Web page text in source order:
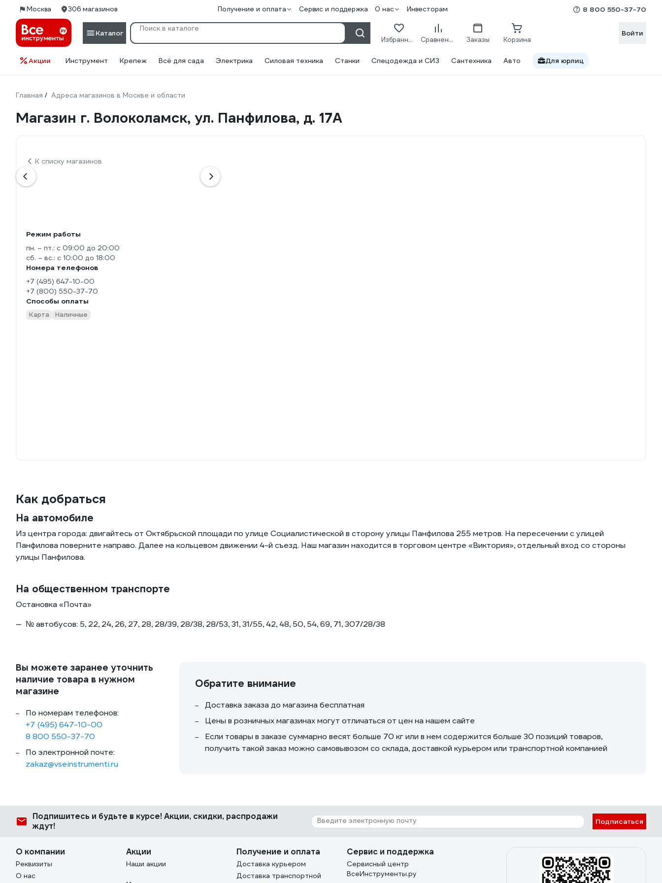
Москва 306 магазинов Получение и оплата Сервис и поддержка О нас Инвесторам 8 800 550-37-70
Каталог
Избранное Сравнение Заказы Корзина
Войти
Акции Инструмент Крепеж Всё для сада Электрика Силовая техника Станки Спецодежда и СИЗ Сантехника Авто Для юрлиц
Главная / Адреса магазинов в Москве и области
Магазин г. Волоколамск, ул. Панфилова, д. 17А
К списку магазинов
Режим работы
пн. – пт.: с 09:00 до 20:00
сб. – вс.: с 10:00 до 18:00
Номера телефонов
+7 (495) 647-10-00
+7 (800) 550-37-70
Способы оплаты
Карта Наличные
Как добраться
На автомобиле
Из центра города: двигайтесь от Октябрьской площади по улице Социалистической в сторону улицы Панфилова 255 метров. На пересечении с улицей
Панфилова поверните направо. Далее на кольцевом движении 4-й съезд. Наш магазин находится в торговом центре «Виктория», отдельный вход со стороны
улицы Панфилова.
На общественном транспорте
Остановка «Почта»
№ автобусов: 5, 22, 24, 26, 27, 28, 28/39, 28/38, 28/53, 31, 31/55, 42, 48, 50, 54, 69, 71, 307/28/38
Вы можете заранее уточнить
наличие товара в нужном
магазине
По номерам телефонов:
+7 (495) 647-10-00
8 800 550-37-70
По электронной почте:
zakaz@vseinstrumenti.ru
Обратите внимание
Доставка заказа до магазина бесплатная
Цены в розничных магазинах могут отличаться от цен на нашем сайте
Если товары в заказе суммарно весят больше 70 кг или в нем содержится больше 30 позиций товаров,
получить такой заказ можно самовывозом со склада, доставкой курьером или транспортной компанией
Подпишитесь и будьте в курсе! Акции, скидки, распродажи
ждут!
Подписаться
О компании
Реквизиты
О нас
Акции
Наши акции
Получение и оплата
Доставка курьером
Доставка транспортной
Сервис и поддержка
Сервисный центр
ВсеИнструменты.ру